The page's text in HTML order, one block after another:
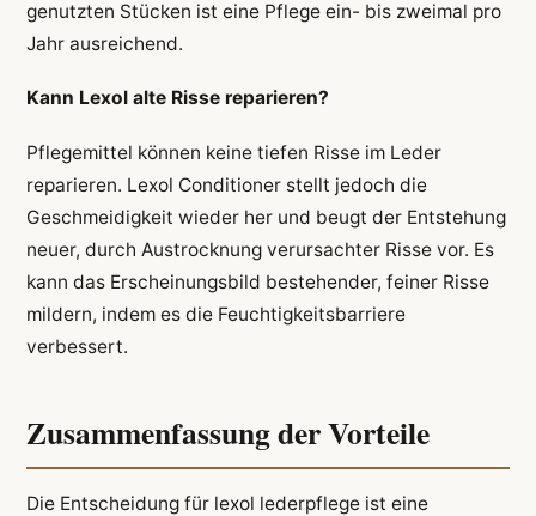
genutzten Stücken ist eine Pflege ein- bis zweimal pro
Jahr ausreichend.
Kann Lexol alte Risse reparieren?
Pflegemittel können keine tiefen Risse im Leder
reparieren. Lexol Conditioner stellt jedoch die
Geschmeidigkeit wieder her und beugt der Entstehung
neuer, durch Austrocknung verursachter Risse vor. Es
kann das Erscheinungsbild bestehender, feiner Risse
mildern, indem es die Feuchtigkeitsbarriere
verbessert.
Zusammenfassung der Vorteile
Die Entscheidung für lexol lederpflege ist eine